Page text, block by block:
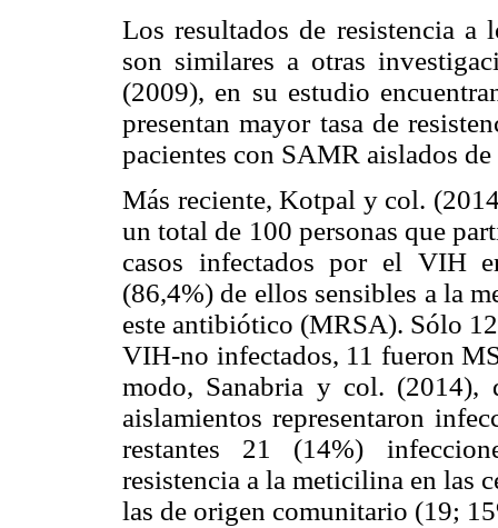
Los resultados de resistencia a
son similares a otras
(2009), en su estudio
presentan mayor tasa de
pacientes con SAMR aislados
Más reciente, Kotpal y col.
un total de 100 personas que
casos infectados por el VIH
(86,4%) de ellos sensibles a la
este antibiótico (MRSA). Sólo
VIH-no infectados, 11 fueron
modo, Sanabria y col. (2014),
aislamientos representaron
restantes 21 (14%)
resistencia a la meticilina en las
las de origen comunitario (19;